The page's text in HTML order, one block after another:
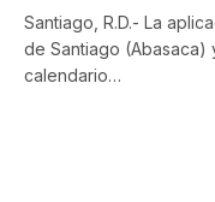
Santiago, R.D.- La
de Santiago (Abasaca)
calendario…